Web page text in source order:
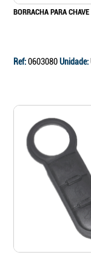
BORRACHA PARA
Ref:0603080Unidade: